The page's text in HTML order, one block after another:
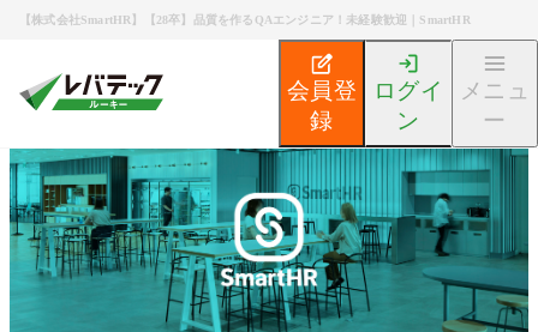
【株式会社SmartHR】【28卒】品質を作るQAエンジニア！未経験歓迎｜SmartHR
会員登
録
ログイ
ン
メニュ
ー
募集検索 【28卒】品質を作